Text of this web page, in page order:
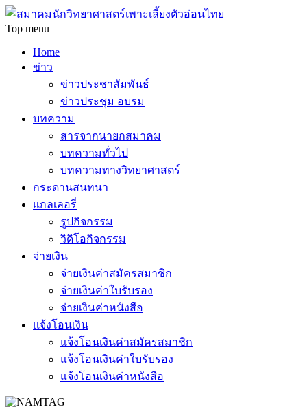
Top menu
Home
ข่าว
ข่าวประชาสัมพันธ์
ข่าวประชุม อบรม
บทความ
สารจากนายกสมาคม
บทความทั่วไป
บทความทางวิทยาศาสตร์
กระดานสนทนา
แกลเลอรี่
รูปกิจกรรม
วิดิโอกิจกรรม
จ่ายเงิน
จ่ายเงินค่าสมัครสมาชิก
จ่ายเงินค่าใบรับรอง
จ่ายเงินค่าหนังสือ
แจ้งโอนเงิน
แจ้งโอนเงินค่าสมัครสมาชิก
แจ้งโอนเงินค่าใบรับรอง
แจ้งโอนเงินค่าหนังสือ